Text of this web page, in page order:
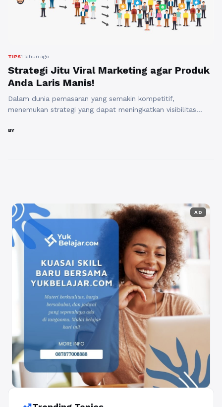
TIPS1 tahun ago
Strategi Jitu Viral Marketing agar Produk
Anda Laris Manis!
Dalam dunia pemasaran yang semakin kompetitif,
menemukan strategi yang dapat meningkatkan visibilitas
yang paling efektif dan menarik perhatian adalah viral
BY
AD